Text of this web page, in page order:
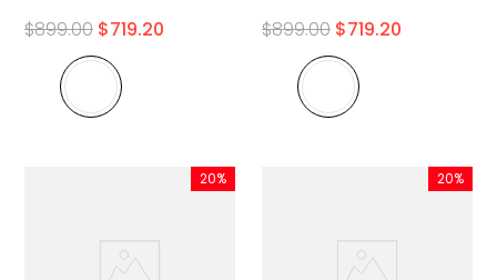
$899.00 $719.20
$899.00 $719.20
20% 20%